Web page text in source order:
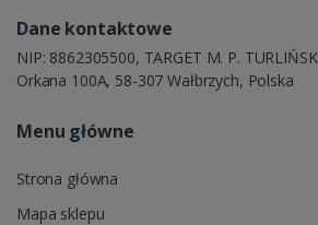
Dane kontaktowe
NIP: 8862305500, TARGET M. P.
Orkana 100A, 58-307 Wałbrzych, Polska
Menu główne
Strona główna
Mapa sklepu